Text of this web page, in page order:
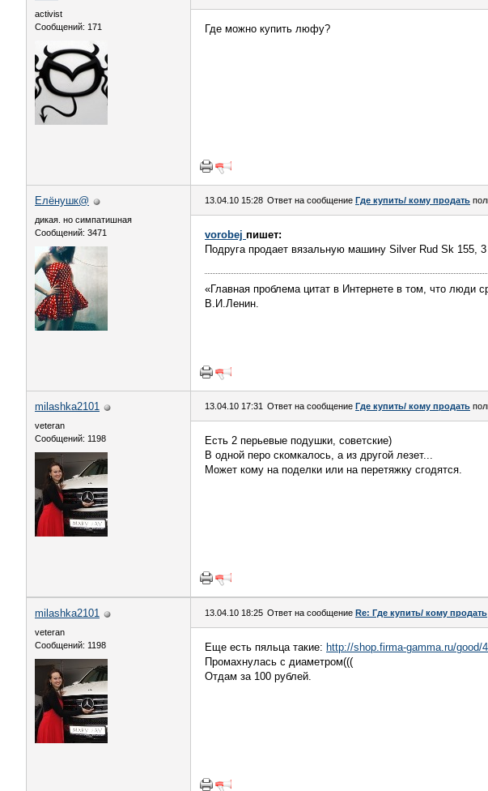
activist
Сообщений: 171
Где можно купить люфу?
Елёнушк@
дикая. но симпатишная
Сообщений: 3471
13.04.10 15:28 Ответ на сообщение Где купить/ кому продать
vorobej пишет:
Подруга продает вязальную машину Silver Rud Sk 155,
«Главная проблема цитат в Интернете в том, что люди
В.И.Ленин.
milashka2101
veteran
Сообщений: 1198
13.04.10 17:31 Ответ на сообщение Где купить/ кому продать
Есть 2 перьевые подушки, советские)
В одной перо скомкалось, а из другой лезет...
Может кому на поделки или на перетяжку сгодятся.
milashka2101
veteran
Сообщений: 1198
13.04.10 18:25 Ответ на сообщение Re: Где купить/ кому продать
Еще есть пяльца такие: http://shop.firma-gamma.ru/good/
Промахнулась с диаметром(((
Отдам за 100 рублей.